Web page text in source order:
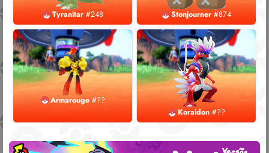
Tyranitar#248 Stonjourner #874
Armarouge#??
Koraidon#??